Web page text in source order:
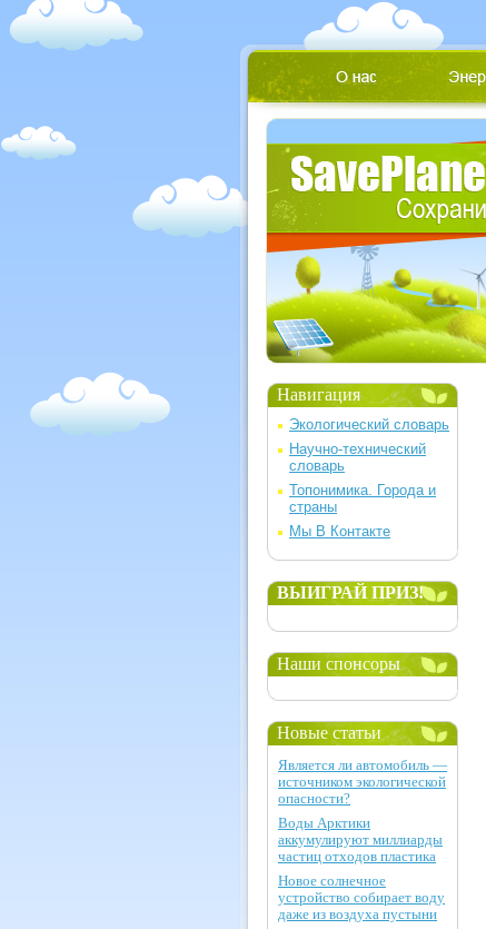
Навигация
Экологический словарь
Научно-технический
словарь
Топонимика. Города и
страны
Мы В Контакте
ВЫИГРАЙ ПРИЗ!
Наши спонсоры
Новые статьи
Является ли автомобиль —
источником экологической
опасности?
Воды Арктики
аккумулируют миллиарды
частиц отходов пластика
Новое солнечное
устройство собирает воду
даже из воздуха пустыни